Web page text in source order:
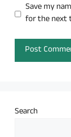
Save my
for the next
Search